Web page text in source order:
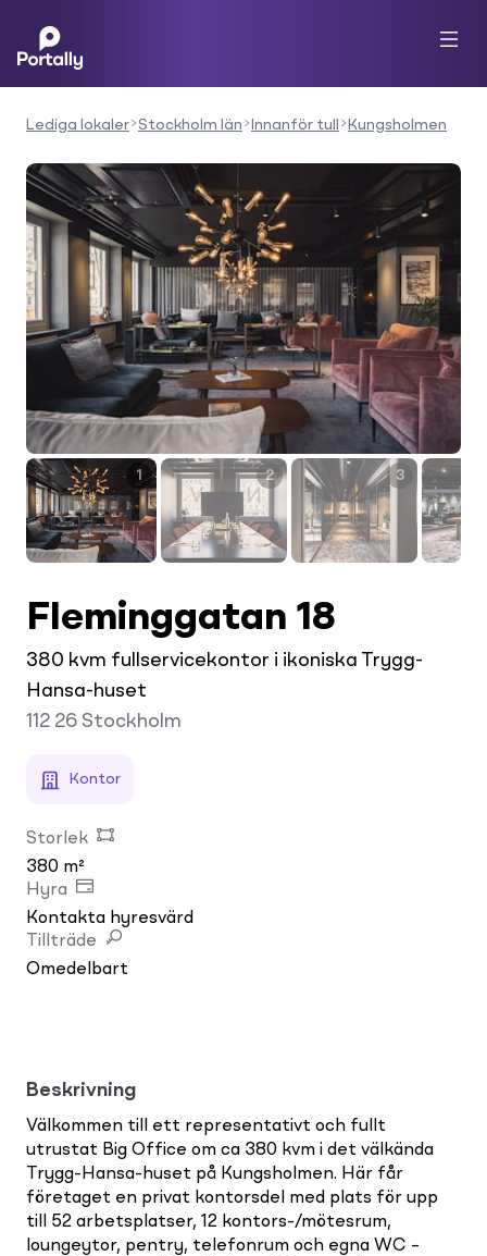
Lediga lokaler Stockholm län Innanför tull Kungsholmen
1 2 3
Fleminggatan 18
380 kvm fullservicekontor i ikoniska Trygg-
Hansa-huset
112 26 Stockholm
Kontor
Storlek
380 m²
Hyra
Kontakta hyresvärd
Tillträde
Omedelbart
Beskrivning
Välkommen till ett representativt och fullt
utrustat Big Office om ca 380 kvm i det välkända
Trygg-Hansa-huset på Kungsholmen. Här får
företaget en privat kontorsdel med plats för upp
till 52 arbetsplatser, 12 kontors-/mötesrum,
loungeytor, pentry, telefonrum och egna WC –